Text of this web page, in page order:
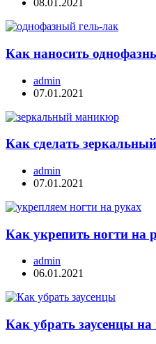
08.01.2021
Как наносить
admin
07.01.2021
Как сделать
admin
07.01.2021
Как укрепить ногти на
admin
06.01.2021
Как убрать заусенцы на